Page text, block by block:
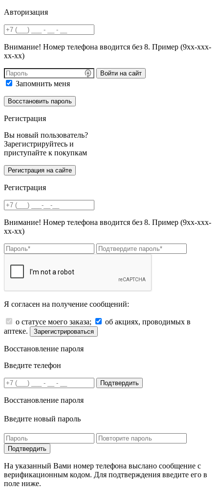
Авторизация
Внимание! Номер телефона вводится без 8. Пример (9хх-ххх-
хх-хх)
Войти на сайт
Запомнить меня
Регистрация
Вы новый пользователь?
Зарегистрируйтесь и
приступайте к покупкам
Регистрация
Внимание! Номер телефона вводится без 8. Пример (9хх-ххх-
хх-хх)
Я согласен на получение сообщений:
о статусе моего заказа;
об акциях, проводимых в
аптеке.
Зарегистрироваться
Восстановление пароля
Введите телефон
Подтвердить
Восстановление пароля
Введите новый пароль
На указанный Вами номер телефона выслано сообщение с
верификационным кодом. Для подтверждения введите его в
поле ниже.